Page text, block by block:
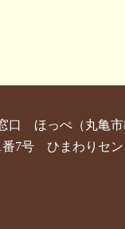
口 ほっぺ （丸亀
番7号 ひまわりセン